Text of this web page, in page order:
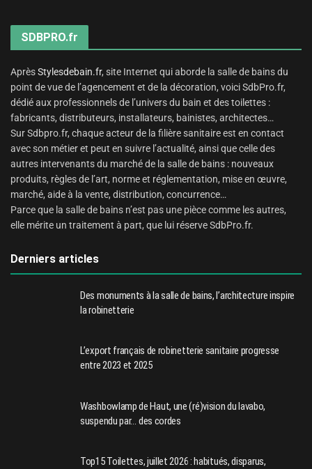
SDBPRO.fr
AprèsStylesdebain.fr, site Internet qui aborde la salle de bains du
point de vue de l’agencement et de la décoration, voici SdbPro.fr,
dédié aux professionnels de l’univers du bain et des toilettes :
fabricants, distributeurs, installateurs, bainistes, architectes…
Sur Sdbpro.fr, chaque acteur de la filière sanitaire est en contact
avec son métier et peut en suivre l’actualité, ainsi que celle des
autres intervenants du marché de la salle de bains : nouveaux
produits, règles de l’art, norme et réglementation, mise en œuvre,
marché, aide à la vente, distribution, concurrence…
Parce que la salle de bains n’est pas une pièce comme les autres,
elle mérite un traitement à part, que lui réserve SdbPro.fr.
Derniers articles
Des monuments à la salle de bains, l’architecture inspire
la robinetterie
L’export français de robinetterie sanitaire progresse
entre 2023 et 2025
Washbowlamp de Haut, une (ré)vision du lavabo,
suspendu par… des cordes
Top15 Toilettes, juillet 2026 : habitués, disparus,